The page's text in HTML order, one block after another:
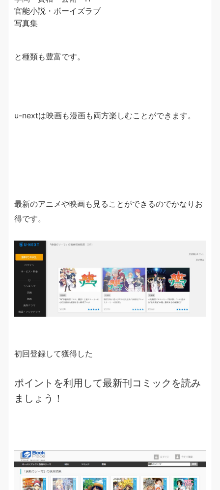
官能小説・ボーイズラブ
写真集
と種類も豊富です。
u-nextは映画も漫画も両方楽しむことができます。
最新のアニメや映画も見ることができるのでかなりお
得です。
初回登録して獲得した
ポイントを利用して最新刊コミックを読み
ましょう！